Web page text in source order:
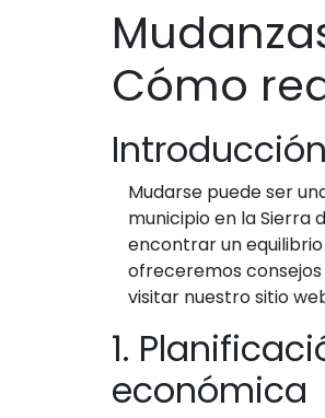
Cómo
Introducción
Mudarse puede ser
municipio en la Sierra
encontrar un
ofreceremos
visitar nuestro sitio
1.
económica